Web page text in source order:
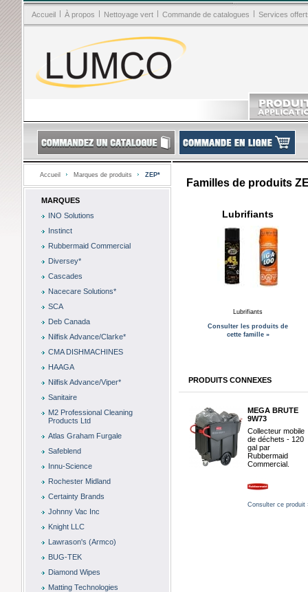
Accueil | À propos | Nettoyage vert | Commande de catalogues | Services
Accueil Marques de produits ZEP*
MARQUES
INO Solutions
Instinct
Rubbermaid Commercial
Diversey*
Cascades
Nacecare Solutions*
SCA
Deb Canada
Nilfisk Advance/Clarke*
CMA DISHMACHINES
HAAGA
Nilfisk Advance/Viper*
Sanitaire
M2 Professional Cleaning
Products Ltd
Atlas Graham Furgale
Safeblend
Innu-Science
Rochester Midland
Certainty Brands
Johnny Vac Inc
Knight LLC
Lawrason's (Armco)
BUG-TEK
Diamond Wipes
Matting Technologies
Familles de produits
Lubrifiants
Lubrifiants
Consulter les produits de
cette famille »
PRODUITS CONNEXES
MEGA BRUTE
9W73
Collecteur mobile
de déchets - 120
gal par
Rubbermaid
Commercial.
Consulter ce produit